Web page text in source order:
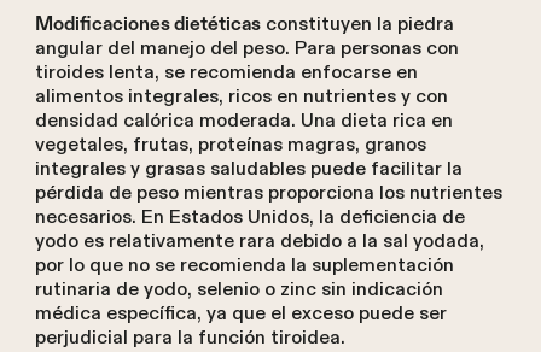
Modificaciones dietéticasconstituyen la piedra
angular del manejo del peso. Para personas con
tiroides lenta, se recomienda enfocarse en
alimentos integrales, ricos en nutrientes y con
densidad calórica moderada. Una dieta rica en
vegetales, frutas, proteínas magras, granos
integrales y grasas saludables puede facilitar la
pérdida de peso mientras proporciona los nutrientes
necesarios. En Estados Unidos, la deficiencia de
yodo es relativamente rara debido a la sal yodada,
por lo que no se recomienda la suplementación
rutinaria de yodo, selenio o zinc sin indicación
médica específica, ya que el exceso puede ser
perjudicial para la función tiroidea.